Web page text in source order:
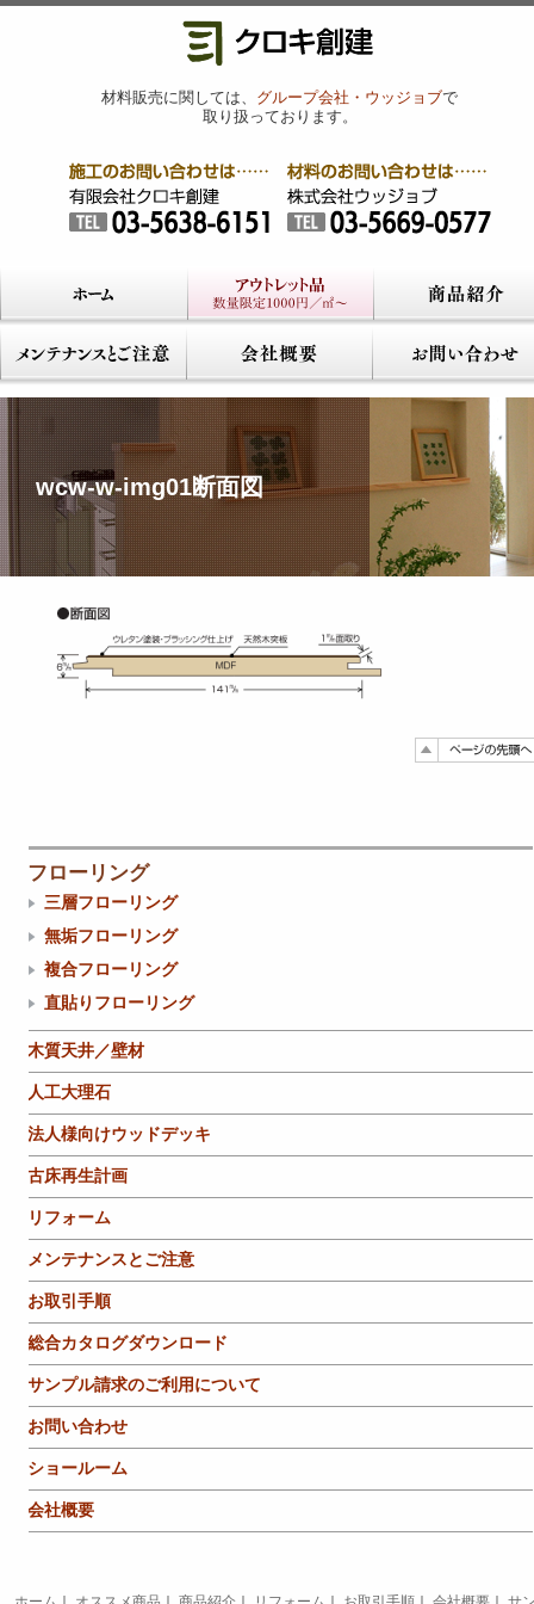
材料販売に関しては、 グループ会社・ウッジョブで
取り扱っております。
wcw-w-img01断面図
フローリング
三層フローリング
無垢フローリング
複合フローリング
直貼りフローリング
木質天井／壁材
人工大理石
法人様向けウッドデッキ
古床再生計画
リフォーム
メンテナンスとご注意
お取引手順
総合カタログダウンロード
サンプル請求のご利用について
お問い合わせ
ショールーム
会社概要